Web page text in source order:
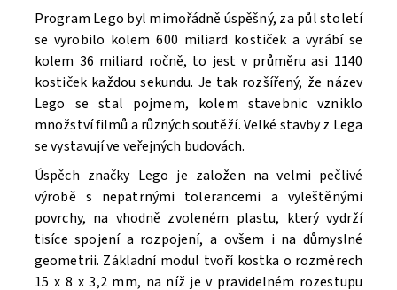
Program Lego byl mimořádně úspěšný, za půl století
se vyrobilo kolem 600 miliard kostiček a vyrábí se
kolem 36 miliard ročně, to jest v průměru asi 1140
kostiček každou sekundu. Je tak rozšířený, že název
Lego se stal pojmem, kolem stavebnic vzniklo
množství filmů a různých soutěží. Velké stavby z Lega
se vystavují ve veřejných budovách.
Úspěch značky Lego je založen na velmi pečlivé
výrobě s nepatrnými tolerancemi a vyleštěnými
povrchy, na vhodně zvoleném plastu, který vydrží
tisíce spojení a rozpojení, a ovšem i na důmyslné
geometrii. Základní modul tvoří kostka o rozměrech
15 x 8 x 3,2 mm, na níž je v pravidelném rozestupu